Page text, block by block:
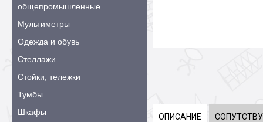
общепромышленные
Мультиметры
Одежда и обувь
Стеллажи
Стойки, тележки
Тумбы
Шкафы
ОПИСАНИЕ